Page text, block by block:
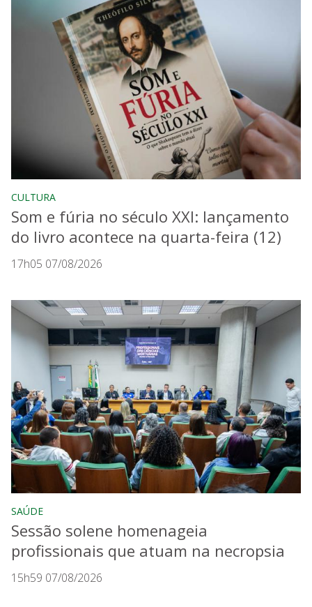
CULTURA
Som e fúria no século XXI: lançamento
do livro acontece na quarta-feira (12)
17h05 07/08/2026
SAÚDE
Sessão solene homenageia
profissionais que atuam na necropsia
15h59 07/08/2026